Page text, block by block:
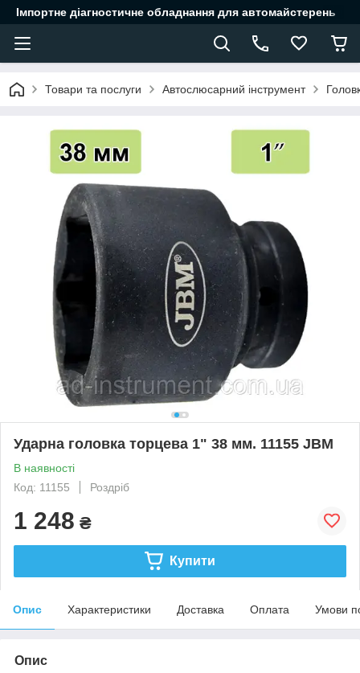
Імпортне діагностичне обладнання для автомайстерень
Товари та послуги Автослюсарний інструмент
Ударна головка торцева 1" 38 мм. 11155 JBM
В наявності
Код: 11155
Роздріб
1 248 ₴
Купити
Опис Характеристики Доставка Оплата Умови
Опис